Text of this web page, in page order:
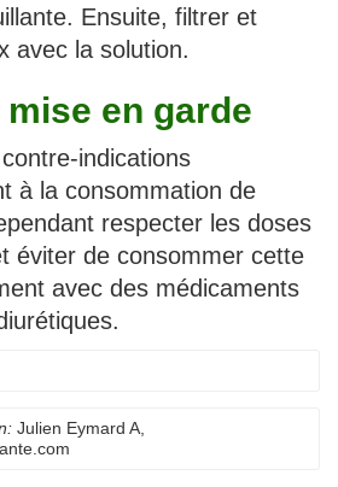
Ensuite, filtrer et
avec la solution.
en garde
indications
à la consommation de
respecter les doses
éviter de consommer cette
avec des médicaments
Julien Eymard A